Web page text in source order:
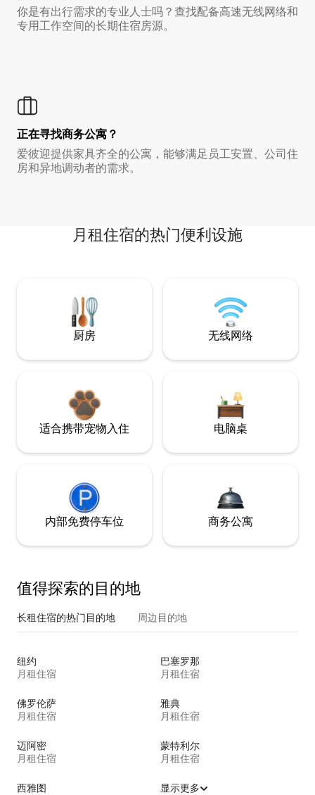
你是有出行需求的专业人士吗？查找配备高速无线网络和
专用工作空间的长期住宿房源。
正在寻找商务公寓？
爱彼迎提供家具齐全的公寓，能够满足员工安置、公司住
房和异地调动者的需求。
月租住宿的热门便利设施
厨房 无线网络
适合携带宠物入住 电脑桌
内部免费停车位 商务公寓
值得探索的目的地
长租住宿的热门目的地 周边目的地
纽约
月租住宿
巴塞罗那
月租住宿
佛罗伦萨
月租住宿
雅典
月租住宿
迈阿密
月租住宿
蒙特利尔
月租住宿
西雅图
显示更多